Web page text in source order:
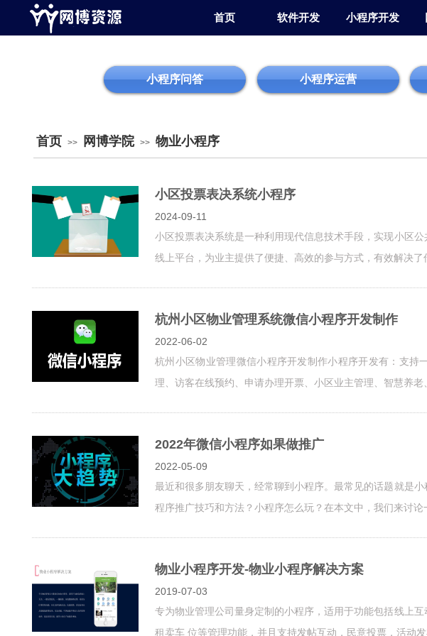
首页 软件开发 小程序开发
小程序运营
小程序问答
首页 >> 网博学院 >> 物业小程序
小区投票表决系统小程序
2024-09-11
小区投票表决系统是一种利用现代信息技术手段，实现小区
线上平台，为业主提供了便捷、高效的参与方式，有效解决了
杭州小区物业管理系统微信小程序开发制作
2022-06-02
杭州小区物业管理微信小程序开发制作小程序开发有：支持
理、访客在线预约、申请办理开票、小区业主管理、智慧养老
2022年微信小程序如果做推广
2022-05-09
最近和很多朋友聊天，经常聊到小程序。最常见的话题就是
程序推广技巧和方法？小程序怎么玩？在本文中，我们来讨论
物业小程序开发-物业小程序解决方案
2019-07-03
专为物业管理公司量身定制的小程序，适用于功能包括线上
租卖车 位等管理功能，并且支持发帖互动，民意投票，活动